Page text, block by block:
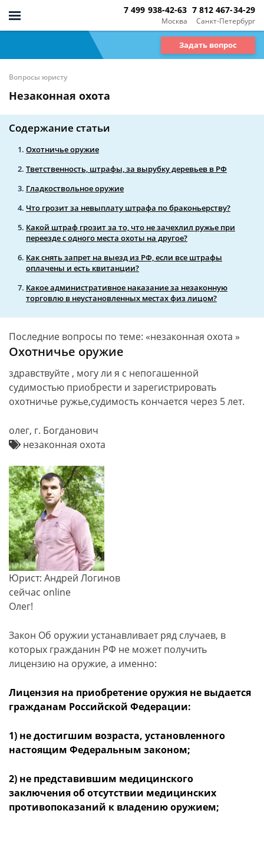
Москва
7 499 938-42-63
Санкт-Петербург
7 812 467-34-29
Задать вопрос
Вопросы юристу
Незаконная охота
Содержание статьи
Охотничье оружие
Тветственность, штрафы, за вырубку деревьев в РФ
Гладкоствольное оружие
Что грозит за невыплату штрафа по браконьерству?
Какой штраф грозит за то, что не зачехлил ружье при
переезде с одного места охоты на другое?
Как снять запрет на выезд из РФ, если все штрафы
оплачены и есть квитанции?
Какое административное наказание за незаконную
торговлю в неустановленных местах физ лицом?
Последние вопросы по теме: «незаконная охота »
Охотничье оружие
здравствуйте , могу ли я с непогашенной
судимостью приобрести и зарегистрировать
охотничье ружье,судимость кончается через 5 лет.
олег, г. Богданович
незаконная охота
Юрист: Андрей Логинов
сейчас online
Олег!
Закон Об оружии устанавливает ряд случаев, в
которых гражданин РФ не может получить
лицензию на оружие, а именно:
Лицензия на приобретение оружия не выдается
гражданам Российской Федерации:
1) не достигшим возраста, установленного
настоящим Федеральным законом;
2) не представившим медицинского
заключения об отсутствии медицинских
противопоказаний к владению оружием;